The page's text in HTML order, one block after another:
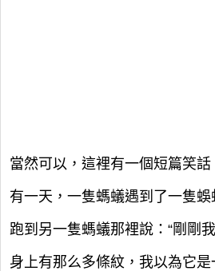
當然可以，這裡有一個短篇笑話
有一天，一隻螞蟻遇到了一隻
跑到另一隻螞蟻那裡說：“剛剛
身上有那么多條紋，我以為它